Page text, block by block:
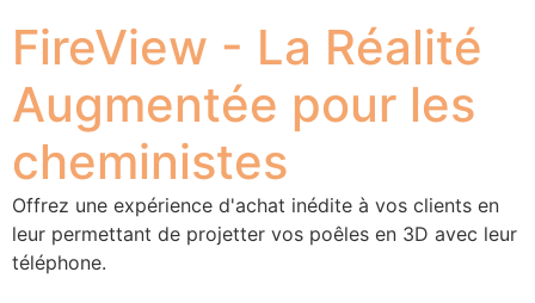
FireView - La Réalité
Augmentée pour les
cheministes
Offrez une expérience d'achat inédite à vos clients en
leur permettant de projetter vos poêles en 3D avec leur
téléphone.